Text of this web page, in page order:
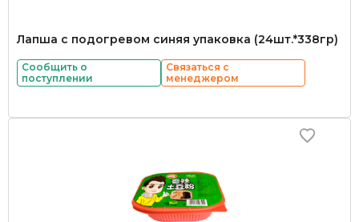
Лапша с подогревом синяя упаковка (24шт.*338гр)
Сообщить о
поступлении
Связаться с
менеджером